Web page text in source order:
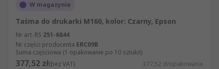
W magazynie
Taśma do drukarki M160, kolor: Czarny, Epson
Nr art. RS 251-6844
Nr części producenta ERC09B
Suma częściowa (1 opakowanie po 10 sztuk/i)
377,52 zł(bez VAT) 377,52 zł/opakowanie